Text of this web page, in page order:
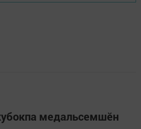
медальсемшӗн